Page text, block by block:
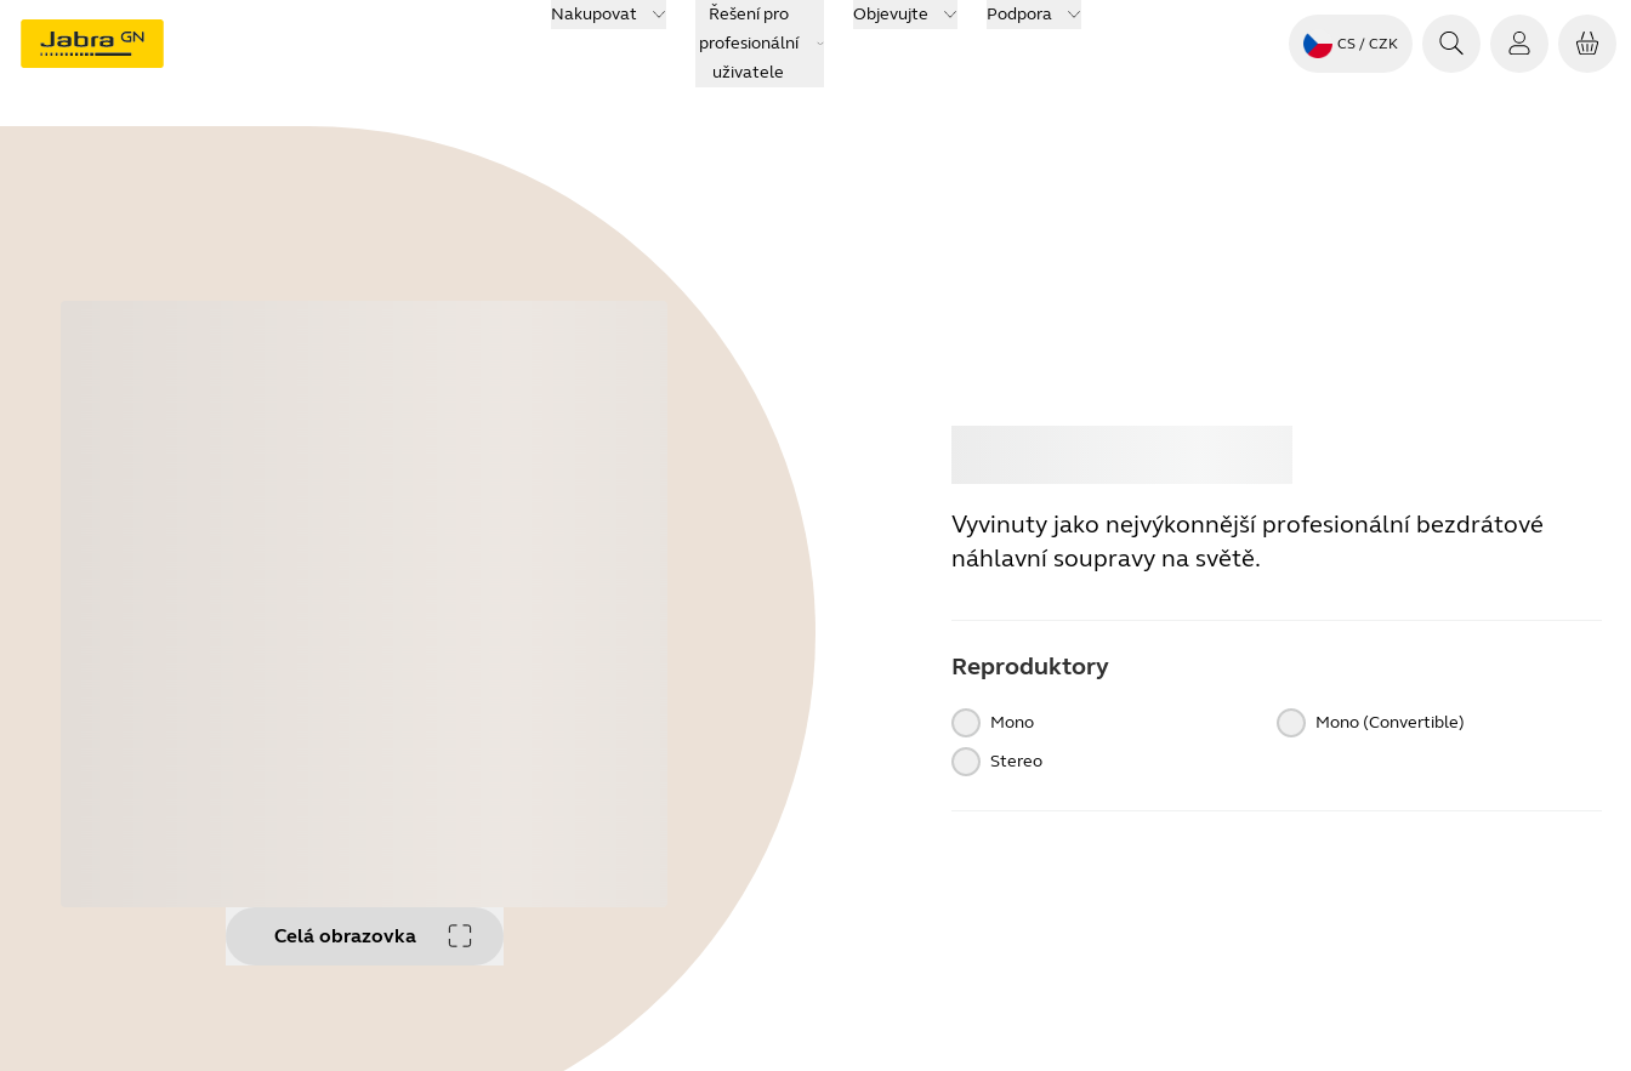
Nakupovat
Řešení pro
profesionální
uživatele
Objevujte Podpora
CS / CZK
Celá obrazovka
Vyvinuty jako nejvýkonnější profesionální bezdrátové
náhlavní soupravy na světě.
Reproduktory
Mono
Mono (Convertible)
Stereo